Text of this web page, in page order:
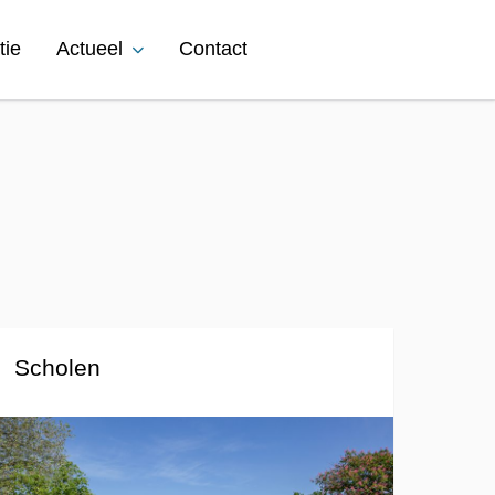
Actueel Contact
Scholen